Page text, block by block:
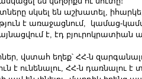
սկսել են աշխատել,
է առաջացնում,  կամաց-
է, էդ բյուրոկրատիան
վստահ եղեք՝ ՀՀ-ն
է ունենալու, ՀՀ-ն դառնալու